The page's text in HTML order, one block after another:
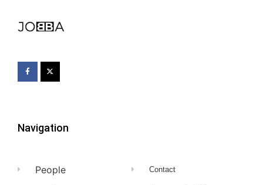
Navigation
People
Contact